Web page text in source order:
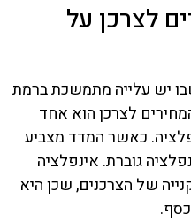
לצרכן על
יש עלייה מתמשכת ברמת
לצרכן הוא אחד
כאשר המדד מצביע
גוברת. אינפלציה
של הצרכנים, שכן היא